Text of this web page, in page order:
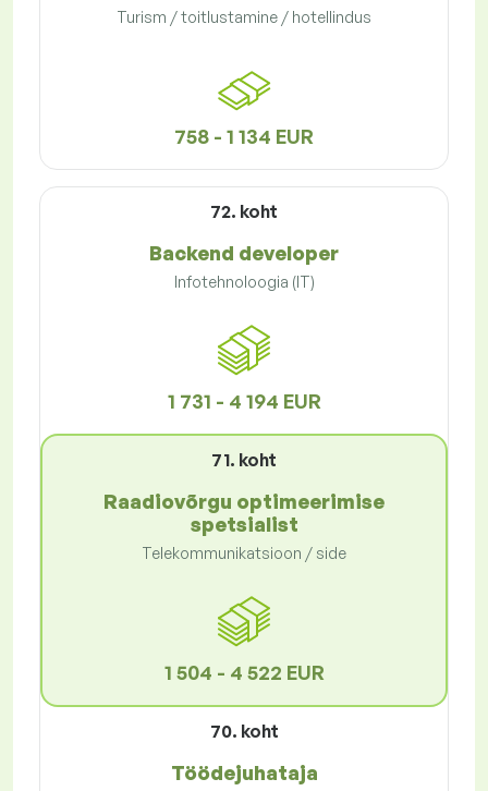
Turism / toitlustamine / hotellindus
758 - 1 134 EUR
72. koht
Backend developer
Infotehnoloogia (IT)
1 731 - 4 194 EUR
71. koht
Raadiovõrgu optimeerimise
spetsialist
Telekommunikatsioon / side
1 504 - 4 522 EUR
70. koht
Töödejuhataja